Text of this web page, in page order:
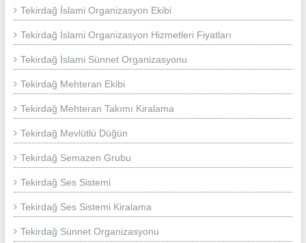
Tekirdağ İslami Organizasyon Ekibi
Tekirdağ İslami Organizasyon Hizmetleri Fiyatları
Tekirdağ İslami Sünnet Organizasyonu
Tekirdağ Mehteran Ekibi
Tekirdağ Mehteran Takımı Kiralama
Tekirdağ Mevlütlü Düğün
Tekirdağ Semazen Grubu
Tekirdağ Ses Sistemi
Tekirdağ Ses Sistemi Kiralama
Tekirdağ Sünnet Organizasyonu